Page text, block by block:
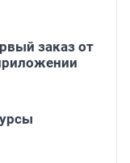
заказ от